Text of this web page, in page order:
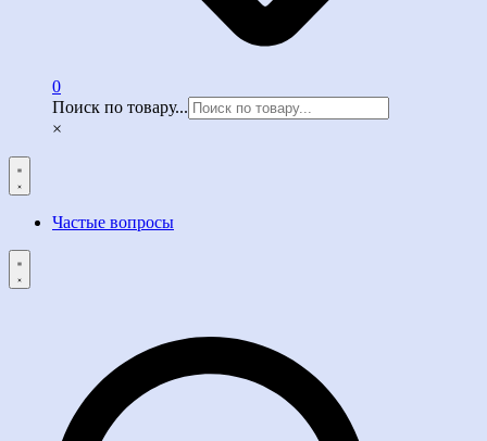
0
Поиск по товару...
×
Частые вопросы